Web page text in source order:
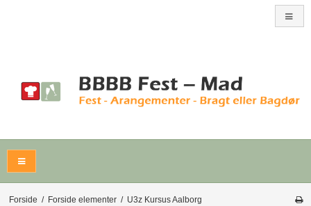
Forside / Forside elementer / U3z Kursus Aalborg